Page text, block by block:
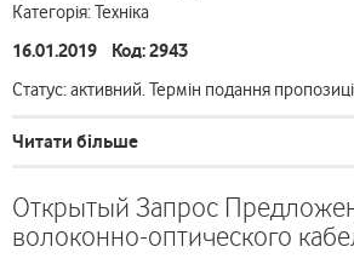
Категорія: Техніка
16.01.2019 Код: 2943
Статус: активний. Термін подання
Читати більше
Открытый Запрос
волоконно-оптического